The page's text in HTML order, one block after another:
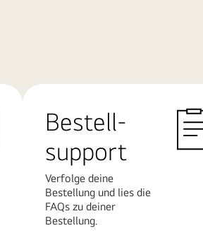
Bestell-
support
Verfolge deine
Bestellung und lies die
FAQs zu deiner
Bestellung.